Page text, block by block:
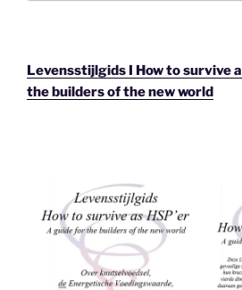
Levensstijlgids I How to survive
the builders of the new world